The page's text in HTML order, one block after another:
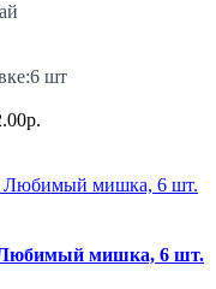
6 шт
мишка, 6 шт.